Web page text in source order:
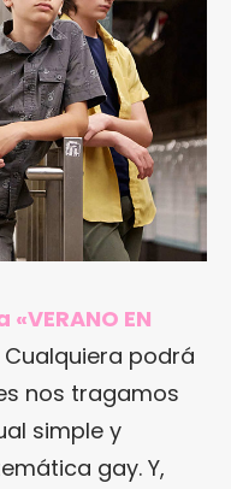
EN
Cualquiera podrá
nos tragamos
simple y
gay. Y,